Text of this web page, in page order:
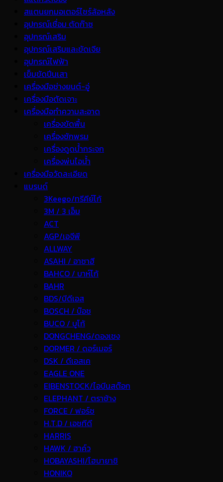
สแตนยกมอเตอร์ไซร์ล้อหลัง
อุปกรณ์เชื่อม ตัดก๊าซ
อุปกรณ์เสริม
อุปกรณ์เสริมและขัดเจีย
อุปกรณ์ไฟฟ้า
เข็มขัดปีนเสา
เครื่องมือช่างยนต์-อู่
เครื่องมือตัดเจาะ
เครื่องมือทำความสะอาด
เครื่องขัดพื้น
เครื่องซักพรม
เครื่องดูดน้ำกระจก
เครื่องพ่นไอน้ำ
เครื่องมือวัดละเอียด
แบรนด์
3Keego/ทรีคีย์โก้
3M / 3 เอ็ม
ACT
AGP/เอจีพี
ALLWAY
ASAHI / อาซาฮี
BAHCO / บาห์โก้
BAHR
BDS/บีดีเอส
BOSCH / บ๊อช
BUCO / บูโก้
DONGCHENG/ดองเชง
DORMER / ดอร์เมอร์
DSK / ดีเอสเค
EAGLE ONE
EIBENSTOCK/ไอบีนสต๊อก
ELEPHANT / ตราช้าง
FORCE / ฟอร์ช
H.T.D / เอชทีดี
HARRIS
HAWK / ฮาค์ว
HOBAYASHI/โฮบายาชิ
HONIKO